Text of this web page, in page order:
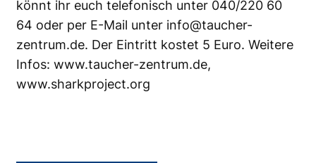
könnt ihr euch telefonisch unter 040/220 60
64 oder per E-Mail unter info@taucher-
zentrum.de. Der Eintritt kostet 5 Euro. Weitere
Infos: www.taucher-zentrum.de,
www.sharkproject.org